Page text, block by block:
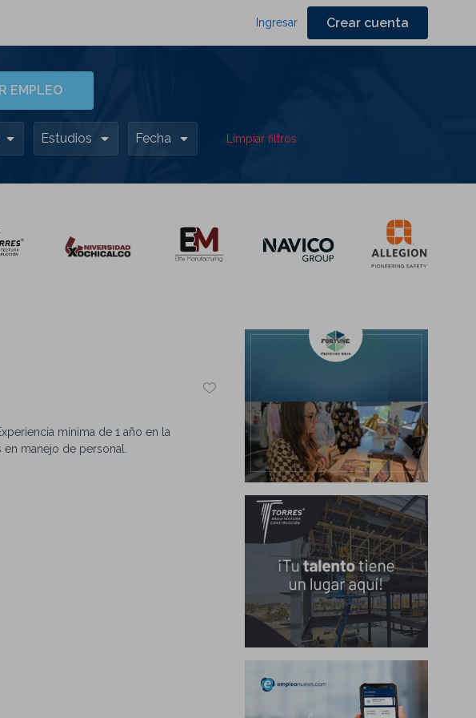
Ingresar Crear cuenta
EMPLEO
Estudios Fecha Limpiar filtros
mínima de 1 año en la
manejo de personal.